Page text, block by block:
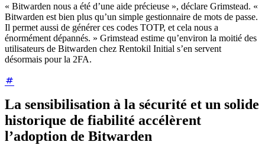
« Bitwarden nous a été d’une aide précieuse », déclare Grimstead. «
Bitwarden est bien plus qu’un simple gestionnaire de mots de passe.
Il permet aussi de générer ces codes TOTP, et cela nous a
énormément dépannés. » Grimstead estime qu’environ la moitié des
utilisateurs de Bitwarden chez Rentokil Initial s’en servent
désormais pour la 2FA.
La sensibilisation à la sécurité et un solide
historique de fiabilité accélèrent
l’adoption de Bitwarden